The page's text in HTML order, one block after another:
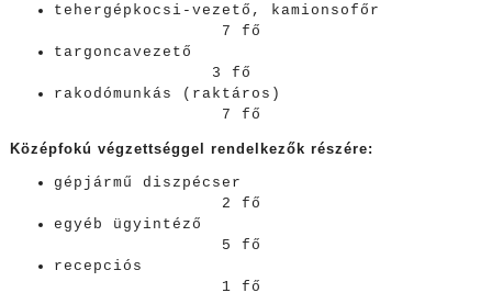
tehergépkocsi-vezető, kamionsofőr
7 fő
targoncavezető
3 fő
rakodómunkás (raktáros)
7 fő
Középfokú végzettséggel rendelkezők részére:
gépjármű diszpécser
2 fő
egyéb ügyintéző
5 fő
recepciós
1 fő